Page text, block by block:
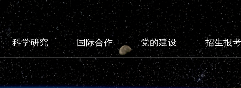
科学研究 国际合作 党的建设 招生报考